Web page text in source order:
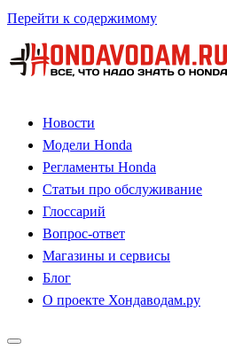
Перейти к содержимому
Новости
Модели Honda
Регламенты Honda
Статьи про обслуживание
Глоссарий
Вопрос-ответ
Магазины и сервисы
Блог
О проекте Хондаводам.ру